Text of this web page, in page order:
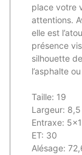
place votre
attentions.
elle est
présence
silhouette
l’asphalte
Taille: 19
Largeur: 8,5
Entraxe:
ET: 30
Alésage: